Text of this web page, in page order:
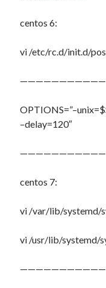
spam
分類
github
rclone
品質管理系統
技術
未分類
centos 6:
vi /etc/rc.d/init.d/
–delay=120″
centos 7:
vi /var/lib/systemd/
vi /usr/lib/systemd/